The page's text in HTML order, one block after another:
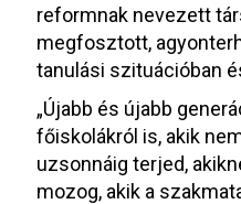
reformnak nevezett
megfosztott,
tanulási szituációban
„Újabb és újabb
főiskolákról is, akik
uzsonnáig terjed,
mozog, akik a